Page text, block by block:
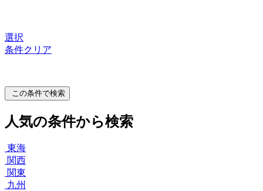
選択
条件クリア
この条件で検索
人気の条件から検索
東海
関西
関東
九州